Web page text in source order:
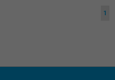
Sie
1